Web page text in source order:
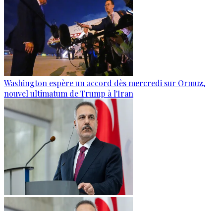
Washington espère un accord dès mercredi sur Ormuz,
nouvel ultimatum de Trump à l'Iran